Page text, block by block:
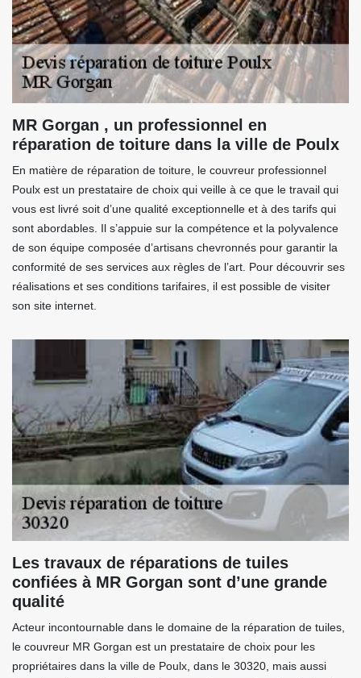
MR Gorgan , un professionnel en
réparation de toiture dans la ville de Poulx
En matière de réparation de toiture, le couvreur professionnel
Poulx est un prestataire de choix qui veille à ce que le travail qui
vous est livré soit d’une qualité exceptionnelle et à des tarifs qui
sont abordables. Il s’appuie sur la compétence et la polyvalence
de son équipe composée d’artisans chevronnés pour garantir la
conformité de ses services aux règles de l’art. Pour découvrir ses
réalisations et ses conditions tarifaires, il est possible de visiter
son site internet.
Les travaux de réparations de tuiles
confiées à MR Gorgan sont d’une grande
qualité
Acteur incontournable dans le domaine de la réparation de tuiles,
le couvreur MR Gorgan est un prestataire de choix pour les
propriétaires dans la ville de Poulx, dans le 30320, mais aussi